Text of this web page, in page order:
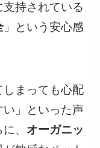
持されている
」という安心感
しまっても心配
」といった声
、 オーガニッ